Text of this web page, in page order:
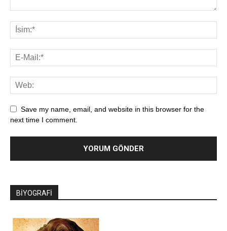
Save my name, email, and website in this browser for the
next time I comment.
BİYOGRAFİ